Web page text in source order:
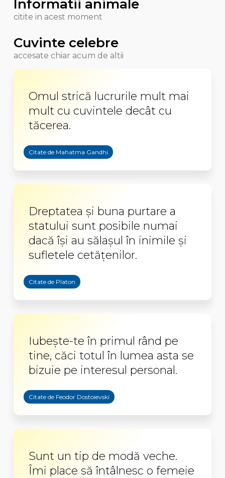
Informatii animale
citite in acest moment
Cuvinte celebre
accesate chiar acum de altii
Omul strică lucrurile mult mai
mult cu cuvintele decât cu
tăcerea.
Citate de Mahatma Gandhi
Dreptatea şi buna purtare a
statului sunt posibile numai
dacă îşi au sălaşul în inimile şi
sufletele cetăţenilor.
Citate de Platon
Iubește-te în primul rând pe
tine, căci totul în lumea asta se
bizuie pe interesul personal.
Citate de Feodor Dostoievski
Sunt un tip de modă veche.
Îmi place să întâlnesc o femeie